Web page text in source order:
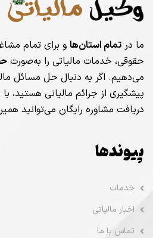
ما در تمام استان‌ها و برای تمام
حقوقی، خدمات مالیاتی را به‌صورت
می‌دهیم. اگر به دنبال حل مسائل
پیشگیری از جرائم مالیاتی هستید،
دریافت مشاوره رایگان می‌توانید
پیوندها
خدمات
اخبار مالیاتی
تماس با ما